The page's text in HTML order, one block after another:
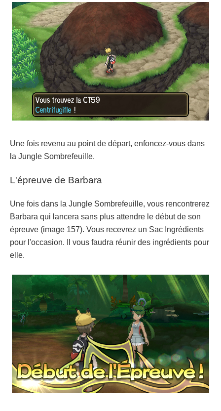
Une fois revenu au point de départ, enfoncez-vous dans
la Jungle Sombrefeuille.
L'épreuve de Barbara
Une fois dans la Jungle Sombrefeuille, vous rencontrerez
Barbara qui lancera sans plus attendre le début de son
épreuve (image 157). Vous recevrez un Sac Ingrédients
pour l'occasion. Il vous faudra réunir des ingrédients pour
elle.